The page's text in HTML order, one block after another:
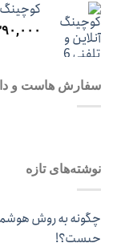
کوچینگ
سفارش هاست و
نوشته‌های تازه
چگونه به روش
چیست؟!